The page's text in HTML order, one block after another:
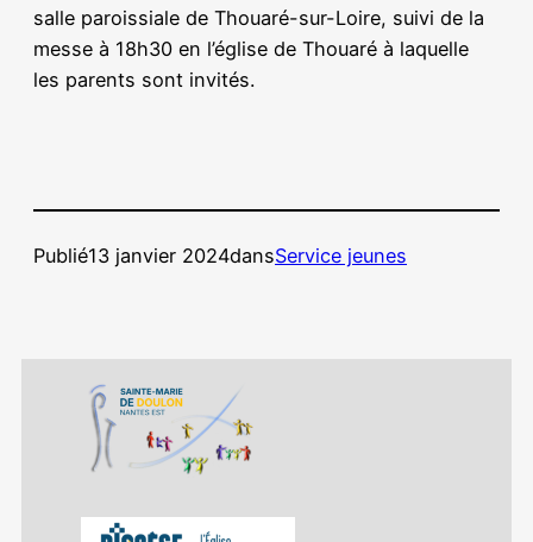
salle paroissiale de Thouaré-sur-Loire, suivi de la
messe à 18h30 en l’église de Thouaré à laquelle
les parents sont invités.
Publié13 janvier 2024dansService jeunes